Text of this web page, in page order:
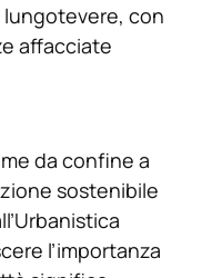
con
affacciate
da confine a
sostenibile
l’importanza